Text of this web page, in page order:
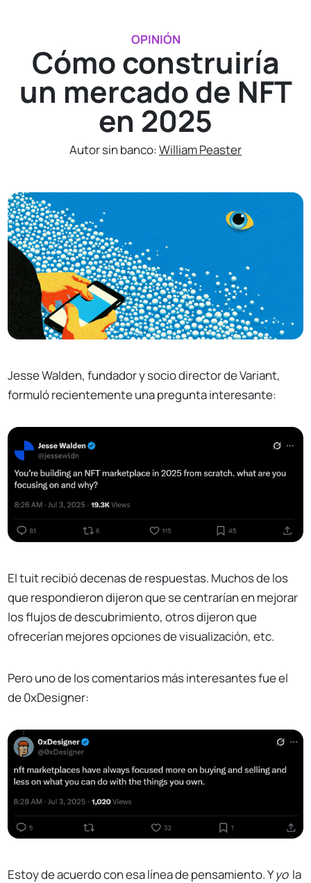
OPINIÓN
Cómo construiría
un mercado de NFT
en 2025
Autor sin banco:William Peaster
Jesse Walden, fundador y socio director de Variant,
formuló recientemente una pregunta interesante:
El tuit recibió decenas de respuestas. Muchos de los
que respondieron dijeron que se centrarían en mejorar
los flujos de descubrimiento, otros dijeron que
ofrecerían mejores opciones de visualización, etc.
Pero uno de los comentarios más interesantes fue el
de 0xDesigner:
Estoy de acuerdo con esa línea de pensamiento. Yyo la